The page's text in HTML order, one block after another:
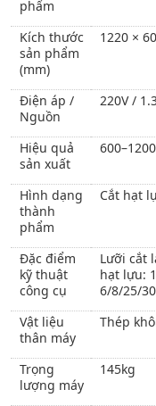
phẩm
Kích thước
sản phẩm
(mm)
1220 ×
Điện áp /
Nguồn
220V /
Hiệu quả
sản xuất
Hình dạng
thành
phẩm
Cắt hạt
Đặc điểm
kỹ thuật
công cụ
Lưỡi cắt
hạt lựu:
6/8/25/
Vật liệu
thân máy
Thép
Trọng
lượng máy
145kg